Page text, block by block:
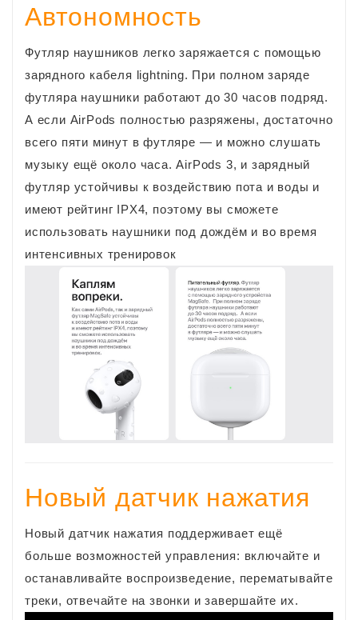
Автономность
Футляр наушников легко заряжается с помощью
зарядного кабеля lightning. При полном заряде
футляра наушники работают до 30 часов подряд.
А если AirPods полностью разряжены, достаточно
всего пяти минут в футляре — и можно слушать
музыку ещё около часа. AirPods 3, и зарядный
футляр устойчивы к воздействию пота и воды и
имеют рейтинг IPX4, поэтому вы сможете
использовать наушники под дождём и во время
интенсивных тренировок
Новый датчик нажатия
Новый датчик нажатия поддерживает ещё
больше возможностей управления: включайте и
останавливайте воспроизведение, перематывайте
треки, отвечайте на звонки и завершайте их.